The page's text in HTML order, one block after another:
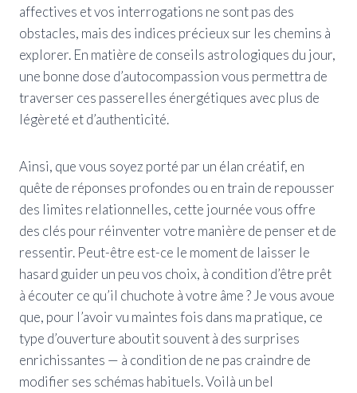
affectives et vos interrogations ne sont pas des
obstacles, mais des indices précieux sur les chemins à
explorer. En matière de conseils astrologiques du jour,
une bonne dose d’autocompassion vous permettra de
traverser ces passerelles énergétiques avec plus de
légèreté et d’authenticité.
Ainsi, que vous soyez porté par un élan créatif, en
quête de réponses profondes ou en train de repousser
des limites relationnelles, cette journée vous offre
des clés pour réinventer votre manière de penser et de
ressentir. Peut-être est-ce le moment de laisser le
hasard guider un peu vos choix, à condition d’être prêt
à écouter ce qu’il chuchote à votre âme ? Je vous avoue
que, pour l’avoir vu maintes fois dans ma pratique, ce
type d’ouverture aboutit souvent à des surprises
enrichissantes — à condition de ne pas craindre de
modifier ses schémas habituels. Voilà un bel